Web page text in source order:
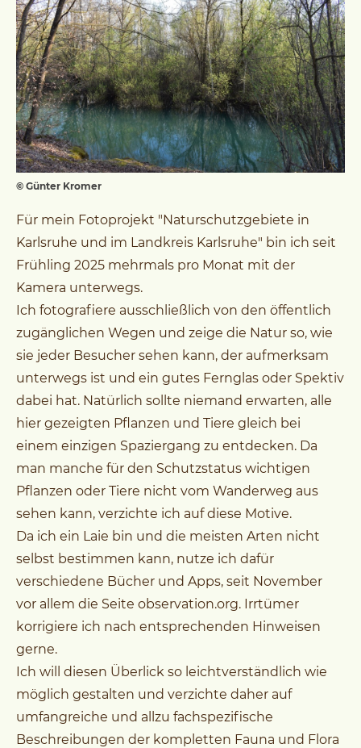
© Günter Kromer
Für mein Fotoprojekt "Naturschutzgebiete in
Karlsruhe und im Landkreis Karlsruhe" bin ich seit
Frühling 2025 mehrmals pro Monat mit der
Kamera unterwegs.
Ich fotografiere ausschließlich von den öffentlich
zugänglichen Wegen und zeige die Natur so, wie
sie jeder Besucher sehen kann, der aufmerksam
unterwegs ist und ein gutes Fernglas oder Spektiv
dabei hat. Natürlich sollte niemand erwarten, alle
hier gezeigten Pflanzen und Tiere gleich bei
einem einzigen Spaziergang zu entdecken. Da
man manche für den Schutzstatus wichtigen
Pflanzen oder Tiere nicht vom Wanderweg aus
sehen kann, verzichte ich auf diese Motive.
Da ich ein Laie bin und die meisten Arten nicht
selbst bestimmen kann, nutze ich dafür
verschiedene Bücher und Apps, seit November
vor allem die Seite observation.org. Irrtümer
korrigiere ich nach entsprechenden Hinweisen
gerne.
Ich will diesen Überlick so leichtverständlich wie
möglich gestalten und verzichte daher auf
umfangreiche und allzu fachspezifische
Beschreibungen der kompletten Fauna und Flora